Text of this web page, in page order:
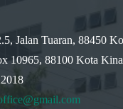
Jalan Tuaran, 88450
10965, 88100 Kota